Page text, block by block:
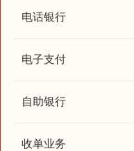
电话银行
电子支付
自助银行
收单业务